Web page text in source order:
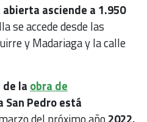
asciende a 1.950
se accede desde las
y Madariaga y la calle
la obra de
San Pedro está